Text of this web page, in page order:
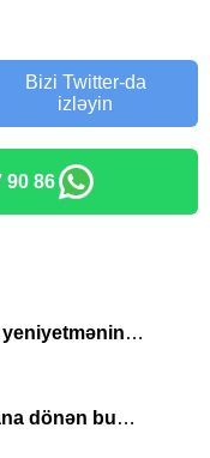
Bizi Twitter-da
izləyin
90 86
yeniyetmənin
dönən bu
qadınlarla dolu olur...